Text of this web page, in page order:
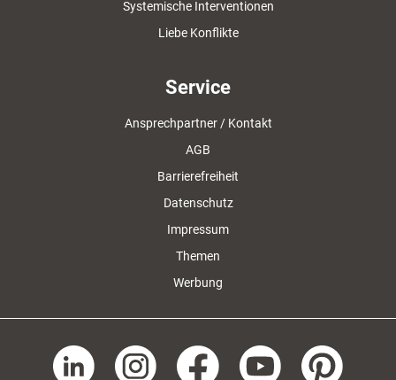
Systemische Interventionen
Liebe Konflikte
Service
Ansprechpartner / Kontakt
AGB
Barrierefreiheit
Datenschutz
Impressum
Themen
Werbung